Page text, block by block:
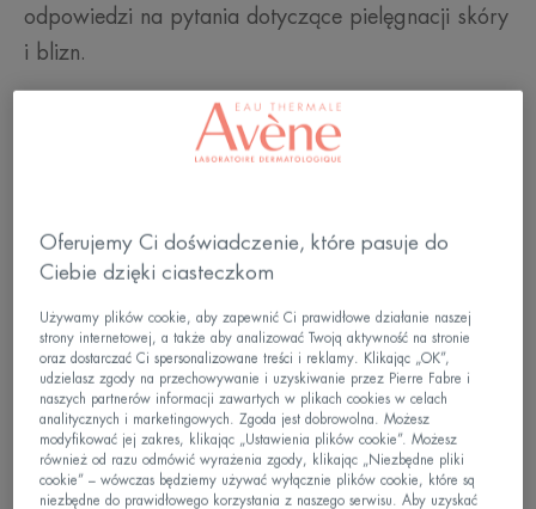
odpowiedzi na pytania dotyczące pielęgnacji skóry
i blizn.
Oferujemy Ci doświadczenie, które pasuje do
Ciebie dzięki ciasteczkom
Używamy plików cookie, aby zapewnić Ci prawidłowe działanie naszej
strony internetowej, a także aby analizować Twoją aktywność na stronie
oraz dostarczać Ci spersonalizowane treści i reklamy. Klikając „OK”,
udzielasz zgody na przechowywanie i uzyskiwanie przez Pierre Fabre i
naszych partnerów informacji zawartych w plikach cookies w celach
analitycznych i marketingowych. Zgoda jest dobrowolna. Możesz
modyfikować jej zakres, klikając „Ustawienia plików cookie”. Możesz
również od razu odmówić wyrażenia zgody, klikając „Niezbędne pliki
cookie” – wówczas będziemy używać wyłącznie plików cookie, które są
niezbędne do prawidłowego korzystania z naszego serwisu. Aby uzyskać